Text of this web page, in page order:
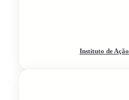
Instituto de